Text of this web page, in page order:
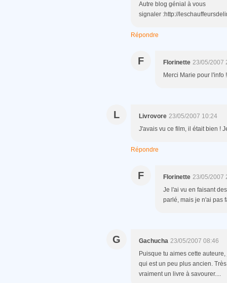
Autre blog génial à vous
signaler :http://
Répondre
F Florinette 23/05/2007
Merci Marie pour l'info !
L Livrovore 23/05/2007 10:24
J'avais vu ce film, il était bien !
Répondre
F Florinette 23/05/2007
Je l'ai vu en faisant
parlé, mais je n'ai pas
G Gachucha 23/05/2007 08:46
Puisque tu aimes cette
qui est un peu plus ancien.
vraiment un livre à savourer....